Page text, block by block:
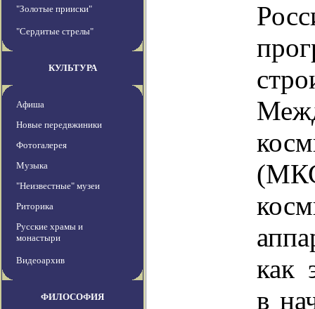
"Золотые прииски"
"Сердитые стрелы"
КУЛЬТУРА
Афиша
Новые передвжиники
Фотогалерея
Музыка
"Неизвестные" музеи
Риторика
Русские храмы и
монастыри
Видеоархив
ФИЛОСОФИЯ
как
в